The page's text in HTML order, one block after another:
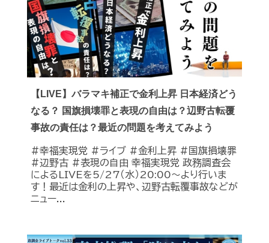
【LIVE】バラマキ補正で金利上昇 日本経済どう
なる？ 国旗損壊罪と表現の自由は？辺野古転覆
事故の責任は？最近の問題を考えてみよう
#幸福実現党 #ライブ #金利上昇 #国旗損壊罪
#辺野古 #表現の自由 幸福実現党 政務調査会
によるLIVEを5/27（水）20:00〜より行いま
す！最近は金利の上昇や、辺野古転覆事故などが
ニュー...